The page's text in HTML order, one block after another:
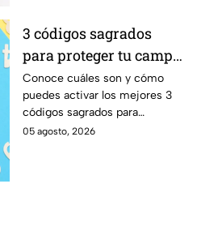
3 códigos sagrados
para proteger tu campo
energético de personas
envidiosas
Conoce cuáles son y cómo
puedes activar los mejores 3
códigos sagrados para
proteger tu campo energético
05 agosto, 2026